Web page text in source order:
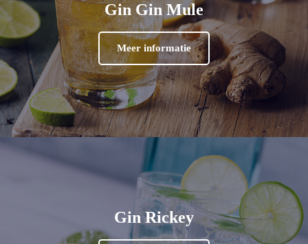
Gin Gin Mule
Meer informatie
Gin Rickey